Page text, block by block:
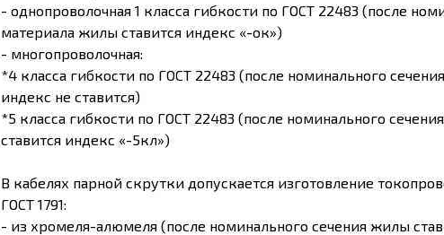
- однопроволочная 1 класса гибкости по ГОСТ 22483 (после
материала жилы ставится индекс «-ок»)
- многопроволочная:
*4 класса гибкости по ГОСТ 22483 (после номинального
индекс не ставится)
*5 класса гибкости по ГОСТ 22483 (после номинального
ставится индекс «-5кл»)
В кабелях парной скрутки допускается изготовление
ГОСТ 1791:
- из хромеля-алюмеля (после номинального сечения жилы